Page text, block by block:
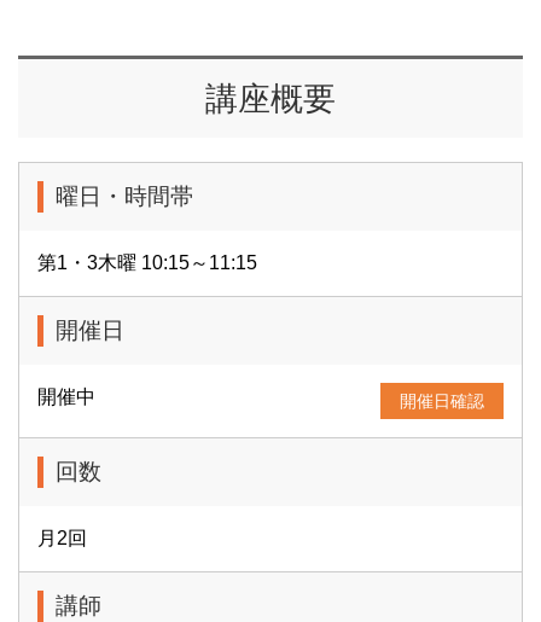
講座概要
曜日・時間帯
第1・3木曜 10:15～11:15
開催日
開催中 開催日確認
回数
月2回
講師